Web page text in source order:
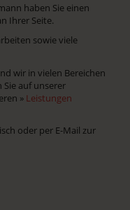
haben Sie einen
Ihrer Seite.
sowie viele
wir in vielen Bereichen
Sie auf unserer
» Leistungen
oder per E-Mail zur